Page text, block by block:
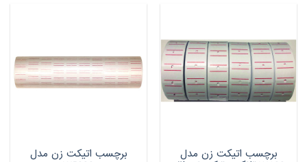
برچسب اتیکت زن مدل برچسب اتیکت زن مدل